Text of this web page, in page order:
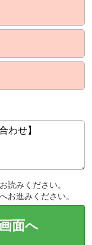
読みください。
お進みください。
面へ